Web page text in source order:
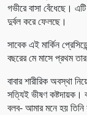
গভীরে বাসা বেঁধেছে।
দুর্বল করে ফেলছে।
সাবেক এই মার্কিন
বছরের মে মাসে প্রথম
বাবার শারীরিক অবস্থা
সত্যিই ভীষণ কষ্টদায়ক।
বলব- আমার মনে হয়